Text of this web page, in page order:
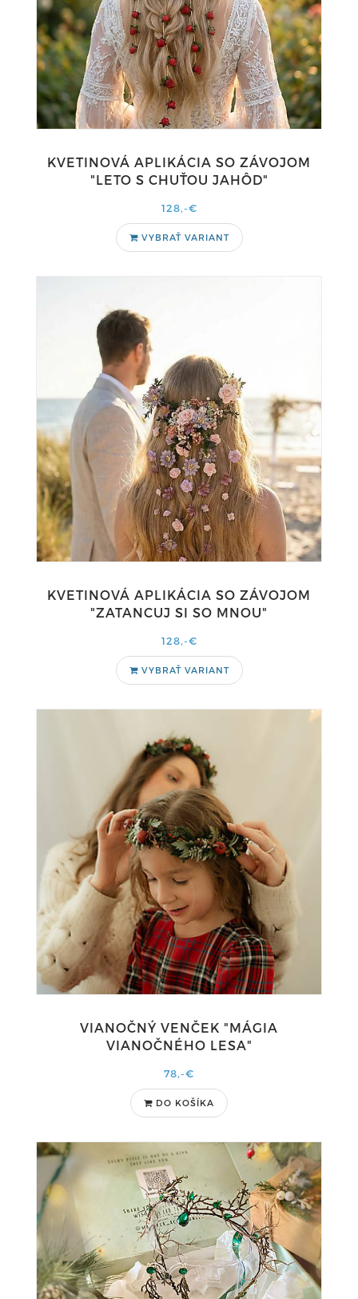
KVETINOVÁ APLIKÁCIA SO ZÁVOJOM
"LETO S CHUŤOU JAHÔD"
128,-€
VYBRAŤ VARIANT
KVETINOVÁ APLIKÁCIA SO ZÁVOJOM
"ZATANCUJ SI SO MNOU"
128,-€
VYBRAŤ VARIANT
VIANOČNÝ VENČEK "MÁGIA
VIANOČNÉHO LESA"
78,-€
DO KOŠÍKA